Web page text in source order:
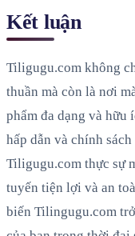
Kết luận
Tiligugu.com không
thuần mà còn là nơi
phẩm đa dạng và
hấp dẫn và chính
Tiligugu.com thực sự
tuyến tiện lợi và an
biến Tilingugu.com